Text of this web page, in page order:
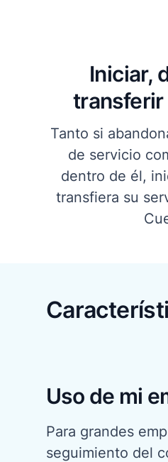
Iniciar,
Tanto si
de servicio
dentro de él,
transfiera su
Uso de mi
Para grandes
seguimiento del